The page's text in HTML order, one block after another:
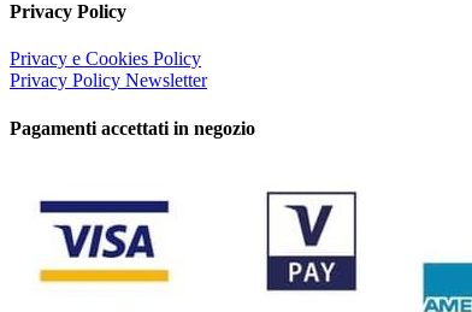
Privacy Policy
Privacy e Cookies Policy
Privacy Policy Newsletter
Pagamenti accettati in negozio